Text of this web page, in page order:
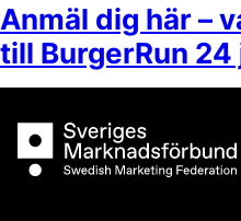
Anmäl dig här –
till BurgerRun 24
Sveriges Marknadsförbund